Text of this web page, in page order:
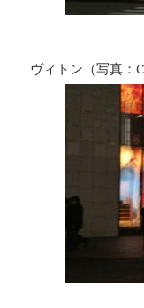
ヴィトン（写真：